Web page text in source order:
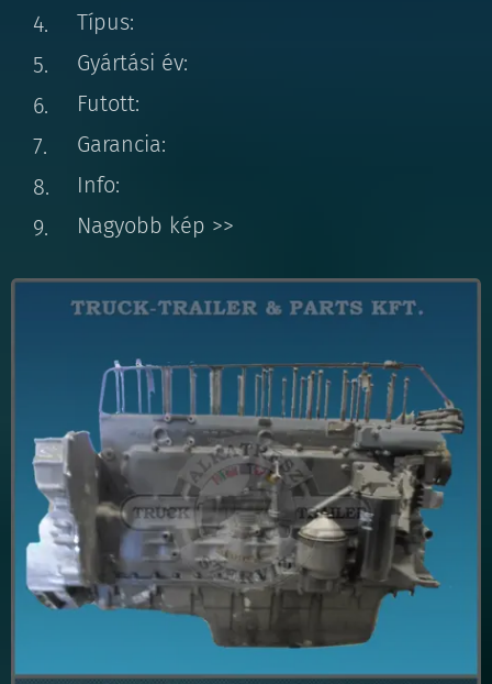
Típus:
Gyártási év:
Futott:
Garancia:
Info:
Nagyobb kép >>